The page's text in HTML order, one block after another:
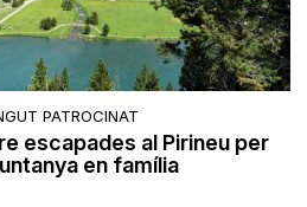
PATROCINAT
escapades al Pirineu per
en família